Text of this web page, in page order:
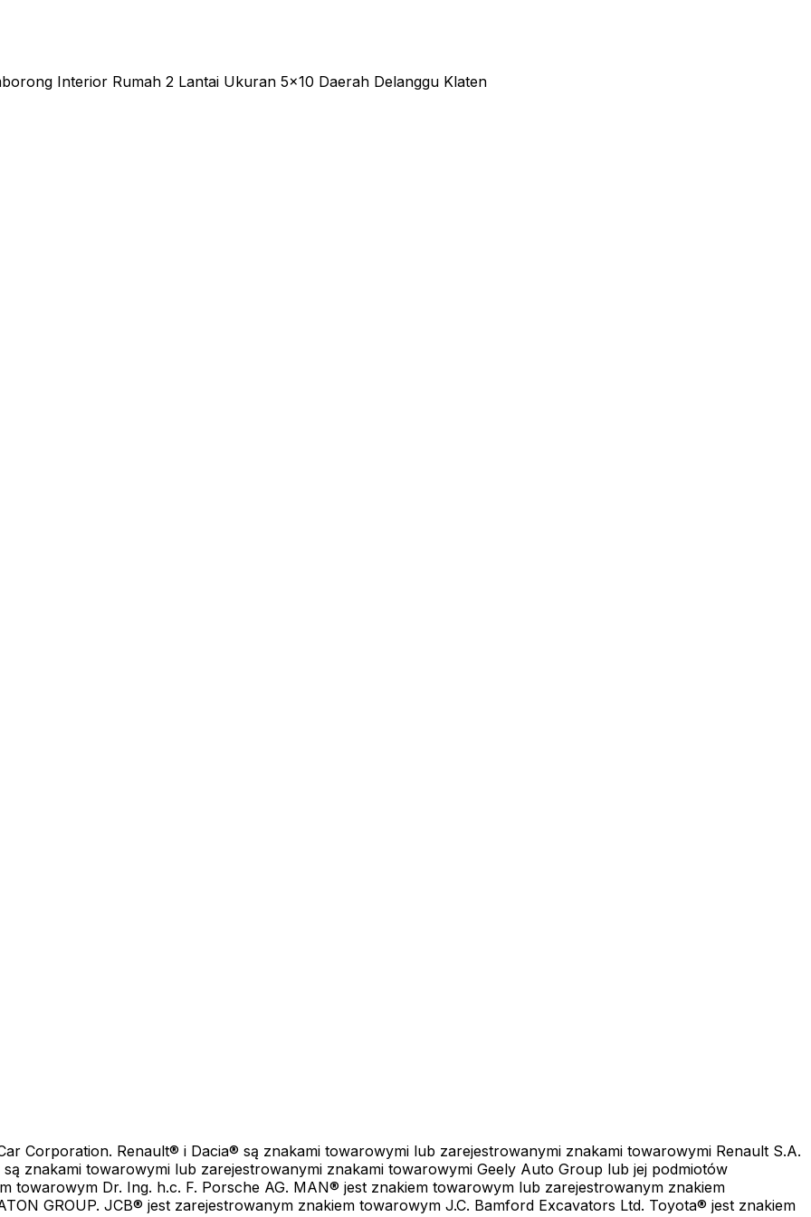
Nasze rozwiązania oparte na AI zapewniają inteligentne spostrzeżenia, automatyzują
maksymalnej wydajności.
mechanicznych i konserwacji wszystkich typów pojazdów
i pielęgnacji wszystkich typów pojazdów
Interior Rumah 2 Lantai Ukuran 5x10 Daerah Delanggu Klaten
Corporation. Renault® i Dacia® są znakami towarowymi lub zarejestrowanymi znakami towarowymi Renault S.A.
znakami towarowymi lub zarejestrowanymi znakami towarowymi Geely Auto Group lub jej podmiotów
towarowym Dr. Ing. h.c. F. Porsche AG. MAN® jest znakiem towarowym lub zarejestrowanym znakiem
GROUP. JCB® jest zarejestrowanym znakiem towarowym J.C. Bamford Excavators Ltd. Toyota® jest znakiem